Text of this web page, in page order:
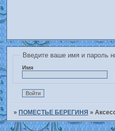
Введите ваше имя и пароль
Имя
» ПОМЕСТЬЕ БЕРЕГИНЯ »